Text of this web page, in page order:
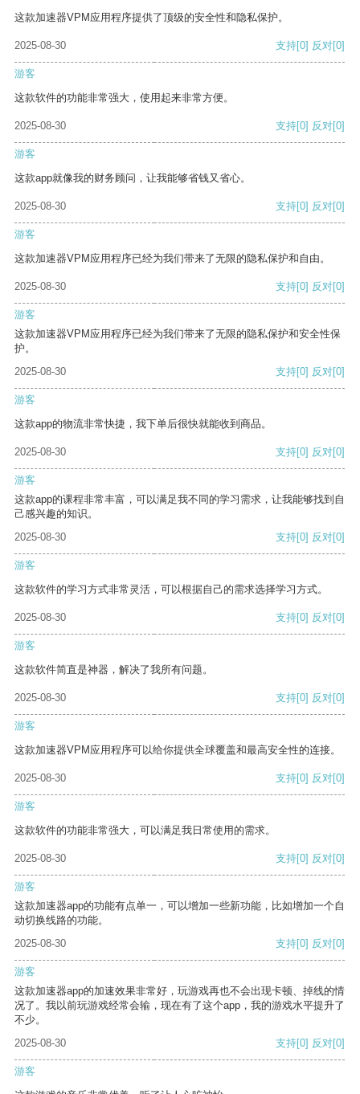
这款加速器VPM应用程序提供了顶级的安全性和隐私保护。
2025-08-30 支持[0] 反对[0]
游客
这款软件的功能非常强大，使用起来非常方便。
2025-08-30 支持[0] 反对[0]
游客
这款app就像我的财务顾问，让我能够省钱又省心。
2025-08-30 支持[0] 反对[0]
游客
这款加速器VPM应用程序已经为我们带来了无限的隐私保护和自由。
2025-08-30 支持[0] 反对[0]
游客
这款加速器VPM应用程序已经为我们带来了无限的隐私保护和安全性保
护。
2025-08-30
支持[0] 反对[0]
游客
这款app的物流非常快捷，我下单后很快就能收到商品。
2025-08-30 支持[0] 反对[0]
游客
这款app的课程非常丰富，可以满足我不同的学习需求，让我能够找到自
己感兴趣的知识。
2025-08-30
支持[0] 反对[0]
游客
这款软件的学习方式非常灵活，可以根据自己的需求选择学习方式。
2025-08-30 支持[0] 反对[0]
游客
这款软件简直是神器，解决了我所有问题。
2025-08-30 支持[0] 反对[0]
游客
这款加速器VPM应用程序可以给你提供全球覆盖和最高安全性的连接。
2025-08-30 支持[0] 反对[0]
游客
这款软件的功能非常强大，可以满足我日常使用的需求。
2025-08-30 支持[0] 反对[0]
游客
这款加速器app的功能有点单一，可以增加一些新功能，比如增加一个自
动切换线路的功能。
2025-08-30
支持[0] 反对[0]
游客
这款加速器app的加速效果非常好，玩游戏再也不会出现卡顿、掉线的情
况了。我以前玩游戏经常会输，现在有了这个app，我的游戏水平提升了
不少。
2025-08-30
支持[0] 反对[0]
游客